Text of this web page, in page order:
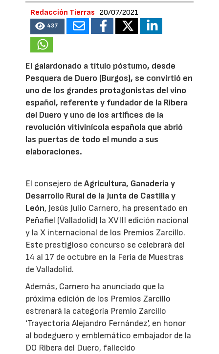
Redacción Tierras 20/07/2021
437
El galardonado a título póstumo, desde
Pesquera de Duero (Burgos), se convirtió en
uno de los grandes protagonistas del vino
español, referente y fundador de la Ribera
del Duero y uno de los artífices de la
revolución vitivinícola española que abrió
las puertas de todo el mundo a sus
elaboraciones.
El consejero deAgricultura, Ganadería y
Desarrollo Rural de la Junta de Castilla y
León, Jesús Julio Carnero, ha presentado en
Peñafiel (Valladolid) la XVIII edición nacional
y la X internacional de los Premios Zarcillo.
Este prestigioso concurso se celebrará del
14 al 17 de octubre en la Feria de Muestras
de Valladolid.
Además, Carnero ha anunciado que la
próxima edición de los Premios Zarcillo
estrenará la categoría Premio Zarcillo
‘Trayectoria Alejandro Fernández', en honor
al bodeguero y emblemático embajador de la
DO Ribera del Duero, fallecido